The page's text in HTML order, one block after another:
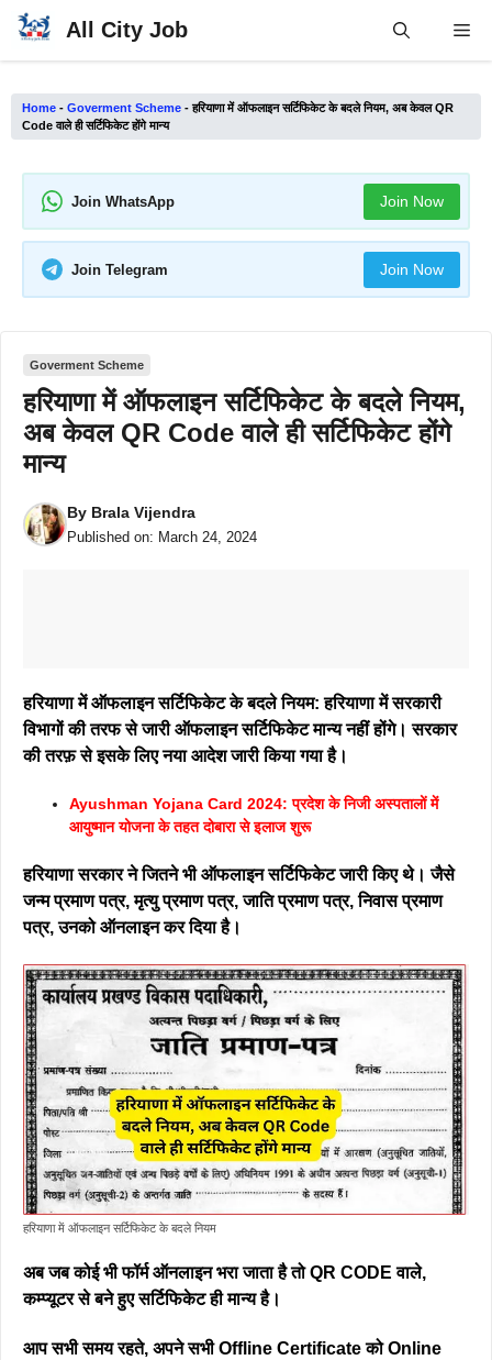
Skip
All City Job
Home - Goverment Scheme -हरियाणा में ऑफलाइन सर्टिफिकेट के बदले नियम, अब केवल QR
Code वाले ही सर्टिफिकेट होंगे मान्य
Join WhatsApp Join Now
Join Telegram Join Now
Goverment Scheme
हरियाणा में ऑफलाइन सर्टिफिकेट के बदले नियम,
अब केवल QR Code वाले ही सर्टिफिकेट होंगे
मान्य
By Brala Vijendra
Published on: March 24, 2024
हरियाणा में ऑफलाइन सर्टिफिकेट के बदले नियम: हरियाणा में सरकारी
विभागों की तरफ से जारी ऑफलाइन सर्टिफिकेट मान्य नहीं होंगे। सरकार
की तरफ़ से इसके लिए नया आदेश जारी किया गया है।
Ayushman Yojana Card 2024: प्रदेश के निजी अस्पतालों में
आयुष्मान योजना के तहत दोबारा से इलाज शुरू
हरियाणा सरकार ने जितने भी ऑफलाइन सर्टिफिकेट जारी किए थे। जैसे
जन्म प्रमाण पत्र, मृत्यु प्रमाण पत्र, जाति प्रमाण पत्र, निवास प्रमाण
पत्र, उनको ऑनलाइन कर दिया है।
हरियाणा में ऑफलाइन सर्टिफिकेट के बदले नियम
अब जब कोई भी फॉर्म ऑनलाइन भरा जाता है तो QR CODE वाले,
कम्प्यूटर से बने हुए सर्टिफिकेट ही मान्य है।
आप सभी समय रहते, अपने सभी Offline Certificate को Online